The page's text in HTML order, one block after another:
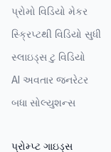
પ્રોમો વિડિયો મેકર
સ્ક્રિપ્ટથી વિડિયો સુધી
સ્લાઇડ્સ ટુ વિડિયો
AI અવતાર જનરેટર
બધા સોલ્યુશન્સ
પ્રોમ્પ્ટ ગાઇડ્સ